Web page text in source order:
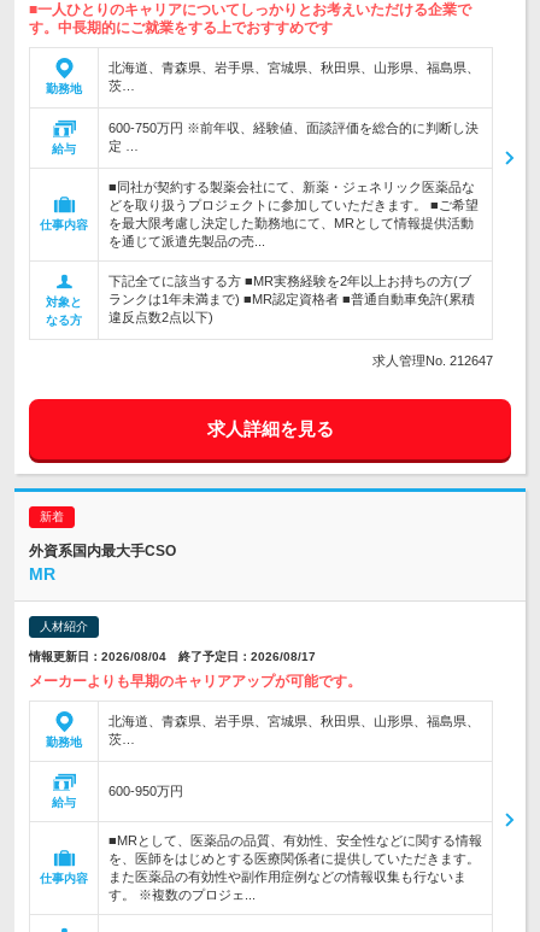
■一人ひとりのキャリアについてしっかりとお考えいただける企業で
す。中長期的にご就業をする上でおすすめです
勤務地
北海道、青森県、岩手県、宮城県、秋田県、山形県、福島県、
茨…
給与
600-750万円 ※前年収、経験値、面談評価を総合的に判断し決
定 …
仕事内容
■同社が契約する製薬会社にて、新薬・ジェネリック医薬品な
どを取り扱うプロジェクトに参加していただきます。 ■ご希望
を最大限考慮し決定した勤務地にて、MRとして情報提供活動
を通じて派遣先製品の売...
対象と
なる方
下記全てに該当する方 ■MR実務経験を2年以上お持ちの方(ブ
ランクは1年未満まで) ■MR認定資格者 ■普通自動車免許(累積
違反点数2点以下)
求人管理No. 212647
求人詳細を見る
外資系国内最大手CSO
MR
人材紹介
情報更新日：2026/08/04 終了予定日：2026/08/17
メーカーよりも早期のキャリアアップが可能です。
勤務地
北海道、青森県、岩手県、宮城県、秋田県、山形県、福島県、
茨…
給与
600-950万円
仕事内容
■MRとして、医薬品の品質、有効性、安全性などに関する情報
を、医師をはじめとする医療関係者に提供していただきます。
また医薬品の有効性や副作用症例などの情報収集も行ないま
す。 ※複数のプロジェ...